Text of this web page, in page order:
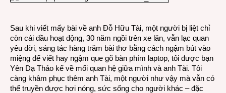
của
Đỗ
Sau khi viết mấy bài về anh Đỗ Hữu Tài, một người bị liệt chỉ
còn cái đầu hoạt động, 30 năm ngồi trên xe lăn, vẫn lạc quan
yêu đời, sáng tác hàng trăm bài thơ bằng cách ngậm bút vào
miệng để viết hay ngậm que gõ bàn phím laptop, tôi được bạn
Yên Dạ Thảo kể về mối quan hệ giữa mình và anh Tài. Tôi
càng khâm phục thêm anh Tài, một người như vậy mà vẫn có
thể truyền được hơi nóng, sức sống cho người khác – đặc